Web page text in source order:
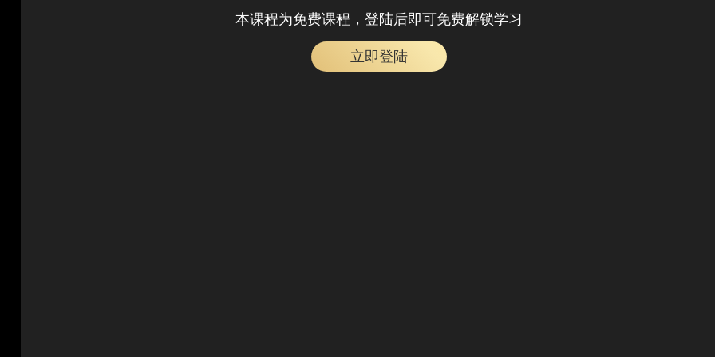
本课程为免费课程，登陆后即可免费解锁学习
立即登陆